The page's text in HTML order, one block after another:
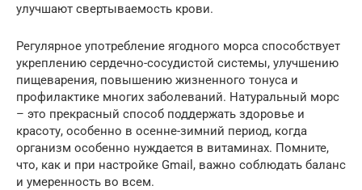
улучшают свертываемость крови.
Регулярное употребление ягодного морса способствует
укреплению сердечно-сосудистой системы, улучшению
пищеварения, повышению жизненного тонуса и
профилактике многих заболеваний. Натуральный морс
– это прекрасный способ поддержать здоровье и
красоту, особенно в осенне-зимний период, когда
организм особенно нуждается в витаминах. Помните,
что, как и при настройке Gmail, важно соблюдать баланс
и умеренность во всем.